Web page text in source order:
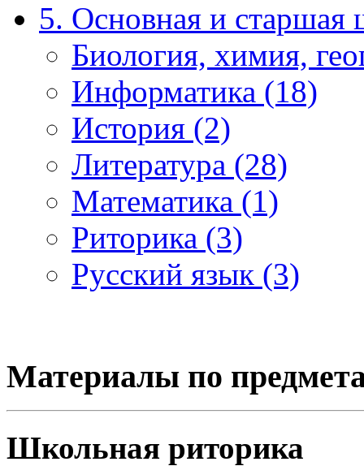
5. Основная и старшая
Биология, химия,
Информатика (18)
История (2)
Литература (28)
Математика (1)
Риторика (3)
Русский язык (3)
Материалы по
Школьная риторика